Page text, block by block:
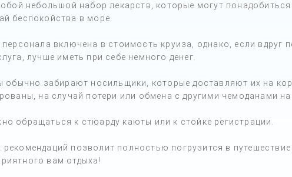
небольшой набор лекарств, которые могут понадобиться
беспокойства в море.
включена в стоимость круиза, однако, если вдруг
лучше иметь при себе немного денег.
обычно забирают носильщики, которые доставляют их на
на случай потери или обмена с другими чемоданами на
обращаться к стюарду каюты или к стойке регистрации.
позволит полностью погрузится в
вам отдыха!